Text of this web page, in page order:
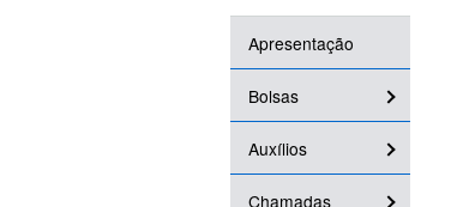
Apresentação
Bolsas
Auxílios
Chamadas